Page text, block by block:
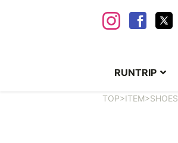
RUNTRIP
TOP>ITEM>SHOES